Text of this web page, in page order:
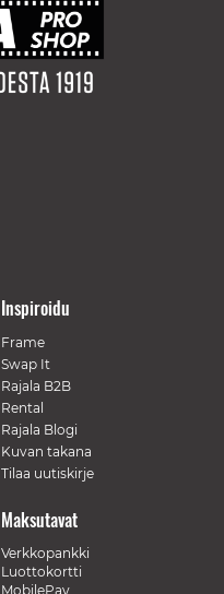
Inspiroidu
Frame
Swap It
Rajala B2B
Rental
Rajala Blogi
Kuvan takana
Tilaa uutiskirje
Maksutavat
Verkkopankki
Luottokortti
MobilePay